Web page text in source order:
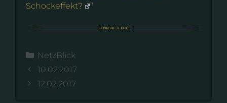
Schockeffekt?
“
Kategorien
NetzBlick
10.02.2017
12.02.2017